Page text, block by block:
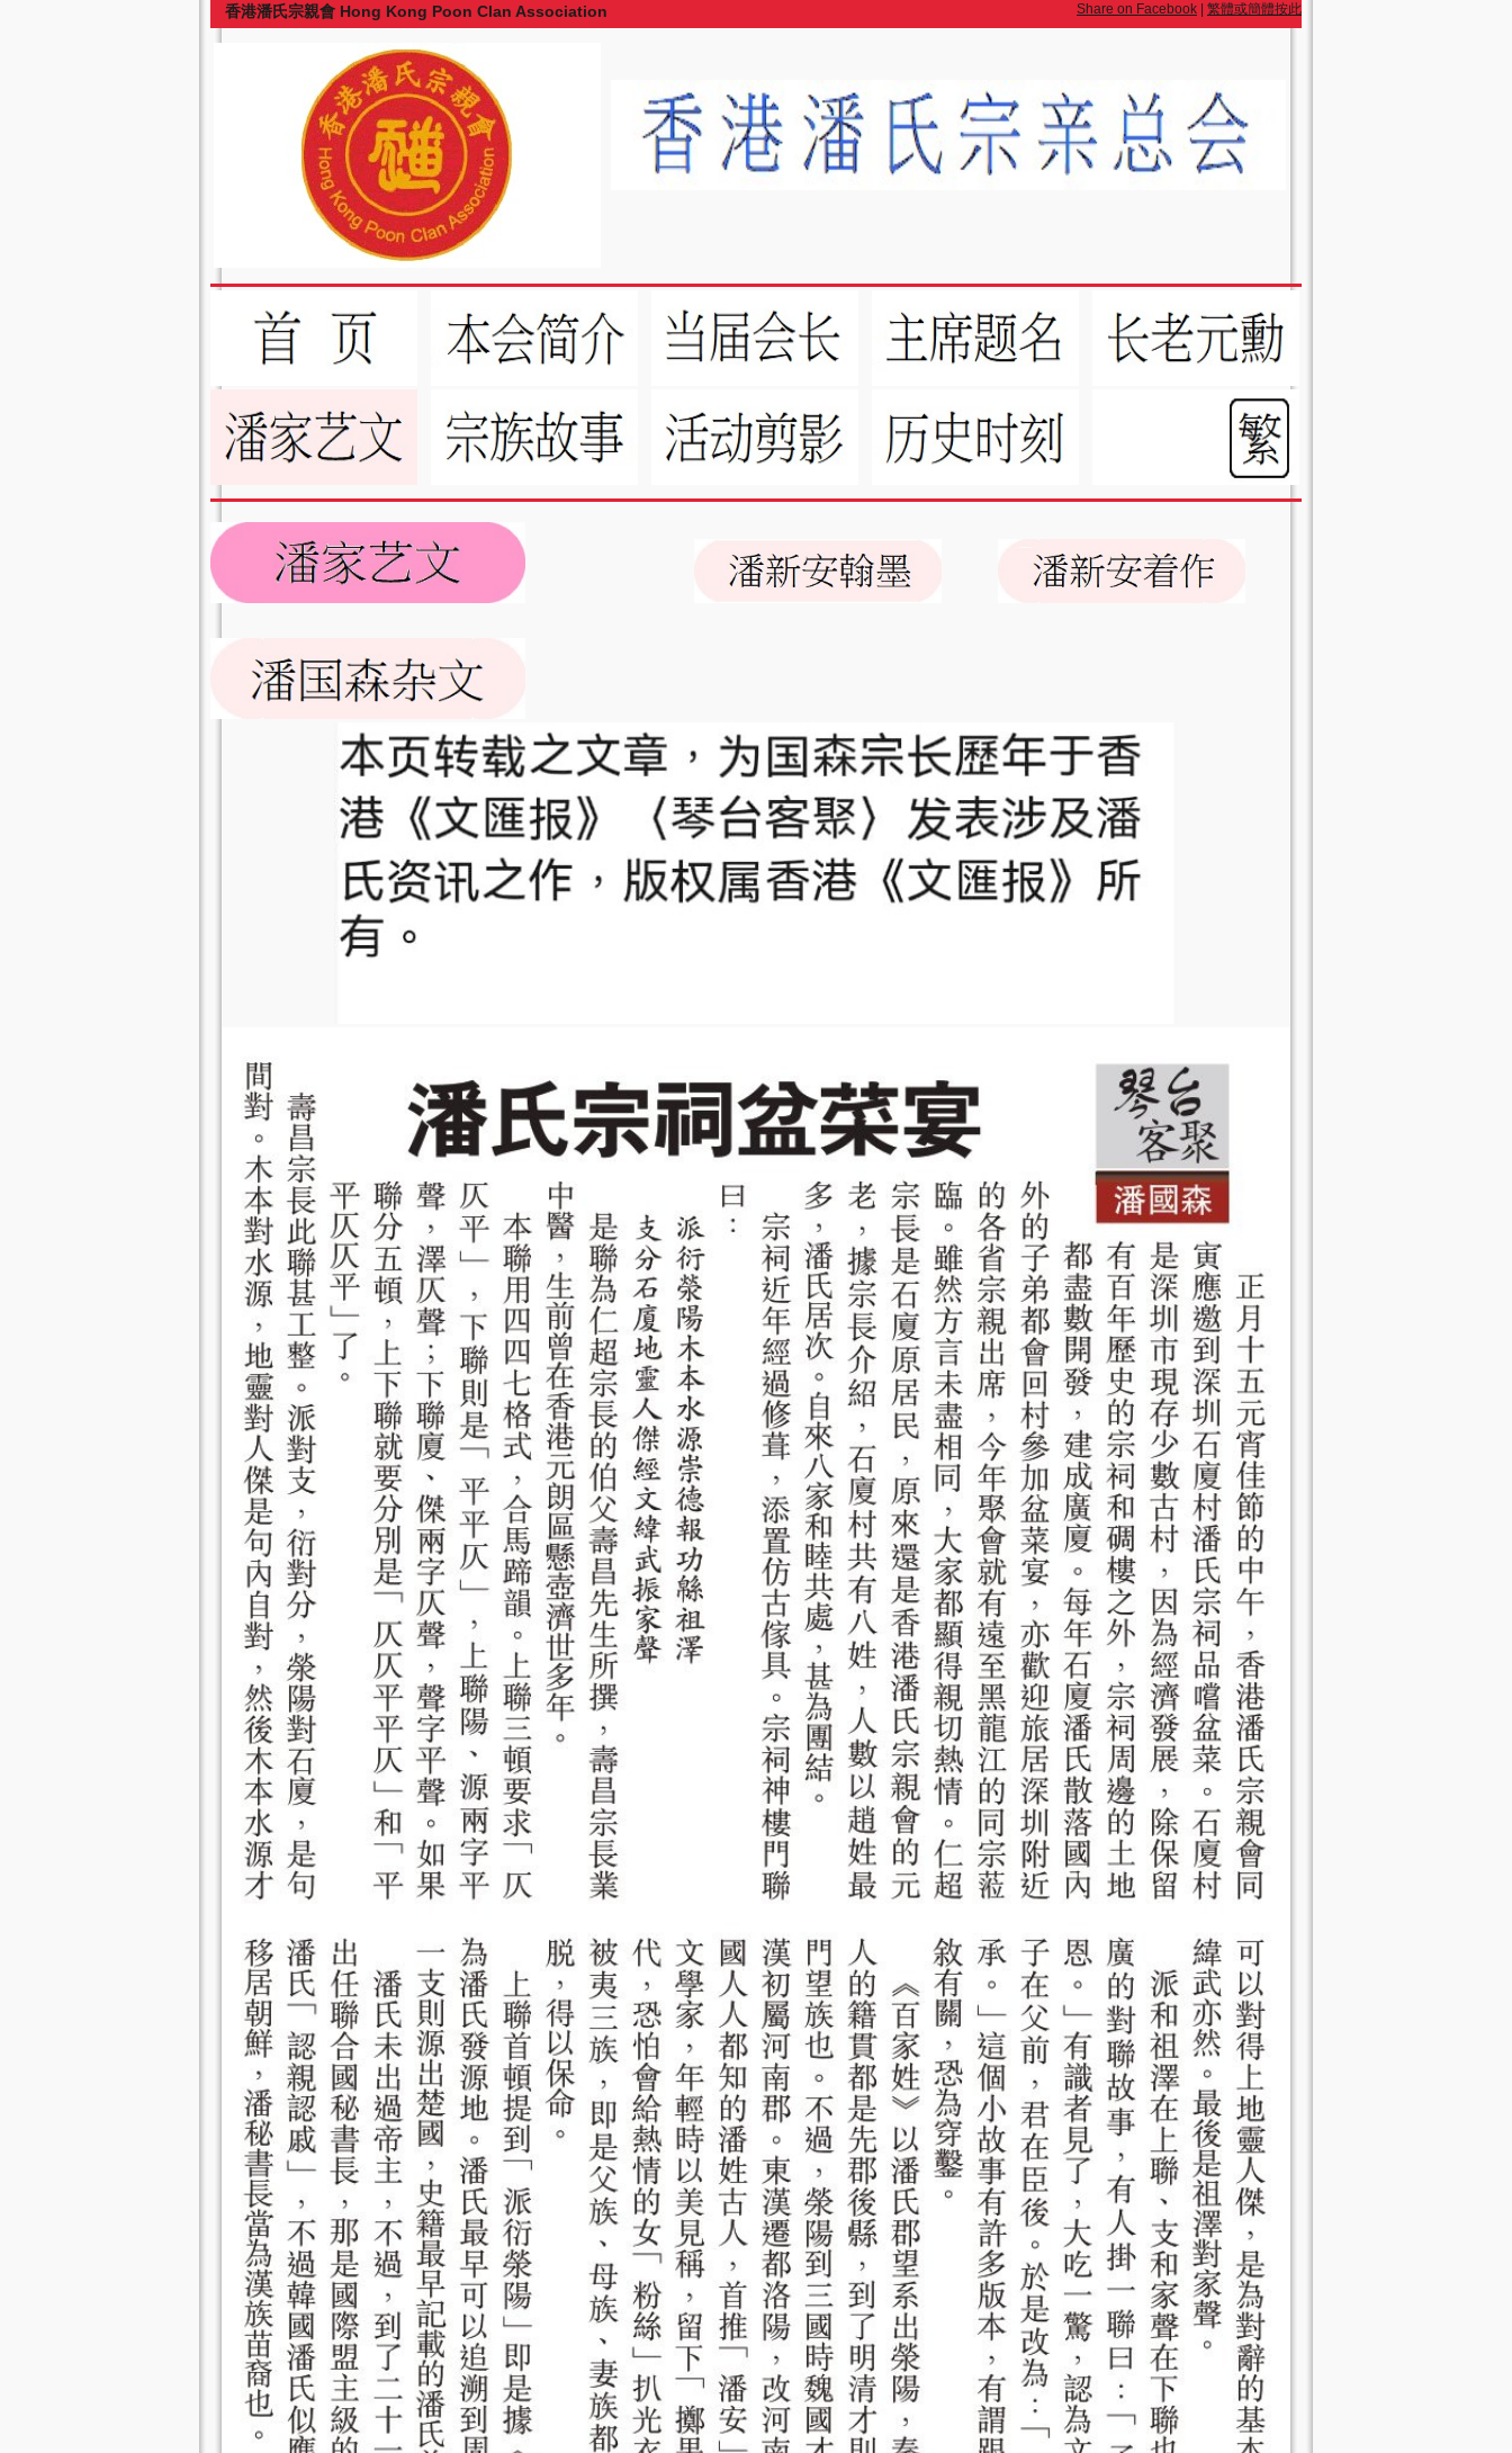
香港潘氏宗親會 Hong Kong Poon Clan Association Share on Facebook 繁體或簡體按此